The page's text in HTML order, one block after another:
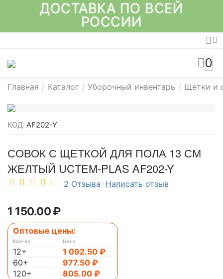
ДОСТАВКА ПО ВСЕЙ
РОССИИ
0
Главная / Каталог / Уборочный инвентарь / Щетки и
КОД: AF202-Y
СОВОК С ЩЕТКОЙ ДЛЯ ПОЛА 13 СМ
ЖЕЛТЫЙ UCTEM-PLAS AF202-Y
2 Отзыва Написать отзыв
1 150.00₽
Оптовые цены:
Кол-во
12+
60+
120+
Цена
1 092.50 ₽
977.50 ₽
805.00 ₽